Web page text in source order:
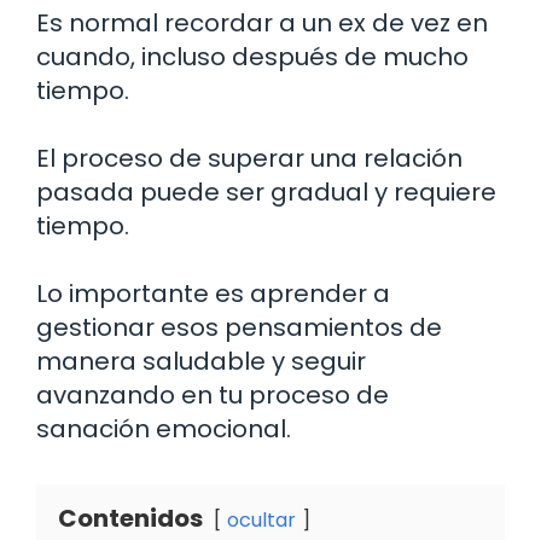
Es normal recordar a un ex de vez en
cuando, incluso después de mucho
tiempo.
El proceso de superar una relación
pasada puede ser gradual y requiere
tiempo.
Lo importante es aprender a
gestionar esos pensamientos de
manera saludable y seguir
avanzando en tu proceso de
sanación emocional.
Contenidos ocultar